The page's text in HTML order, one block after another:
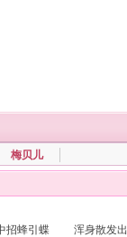
梅贝儿
招蜂引蝶 浑身散发出